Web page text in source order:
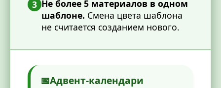
3 Не более 5 материалов в одном
шаблоне. Смена цвета шаблона
не считается созданием нового.
📅Адвент-календари